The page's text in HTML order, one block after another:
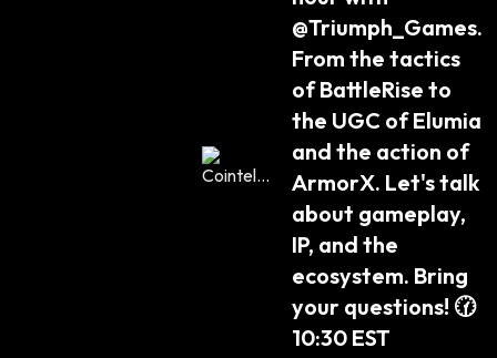
@Triumph_Games.
From the tactics
of BattleRise to
the UGC of Elumia
and the action of
ArmorX. Let's talk
about gameplay,
IP, and the
ecosystem. Bring
your questions! 🕜
10:30 EST